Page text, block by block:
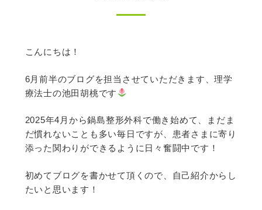
こんにちは！
6月前半のブログを担当させていただきます、理学
療法士の池田胡桃です
2025年4月から鍋島整形外科で働き始めて、まだま
だ慣れないことも多い毎日ですが、患者さまに寄り
添った関わりができるように日々奮闘中です！
初めてブログを書かせて頂くので、自己紹介からし
たいと思います！